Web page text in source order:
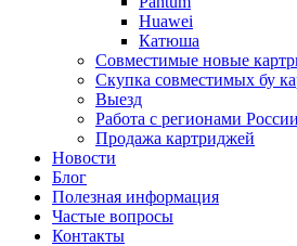
Huawei
Катюша
Совместимые новые
Скупка совместимых бу
Выезд
Работа с регионами России
Продажа картриджей
Новости
Блог
Полезная информация
Частые вопросы
Контакты